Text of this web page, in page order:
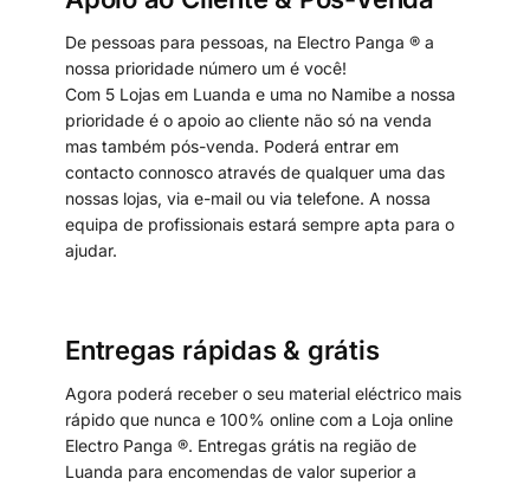
De pessoas para pessoas, na Electro Panga ® a
nossa prioridade número um é você!
Com 5 Lojas em Luanda e uma no Namibe a nossa
prioridade é o apoio ao cliente não só na venda
mas também pós-venda. Poderá entrar em
contacto connosco através de qualquer uma das
nossas lojas, via e-mail ou via telefone. A nossa
equipa de profissionais estará sempre apta para o
ajudar.
Entregas rápidas & grátis
Agora poderá receber o seu material eléctrico mais
rápido que nunca e 100% online com a Loja online
Electro Panga ®. Entregas grátis na região de
Luanda para encomendas de valor superior a